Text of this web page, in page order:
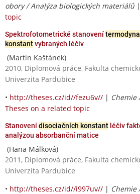
obory / Analýza biologických materiálů |
topic
Spektrofotometrické stanovení
konstantvybraných léčiv
(Martin Kaštánek)
2010, Diplomová práce, Fakulta
Univerzita Pardubice
• http://theses.cz/id//fezu6v// | Chemie
Theses on a related topic
Stanovenídisociačních konstant léčiv
analýzou absorbanční matice
(Hana Málková)
2011, Diplomová práce, Fakulta
Univerzita Pardubice
• http://theses.cz/id//i997uv// | Chemie